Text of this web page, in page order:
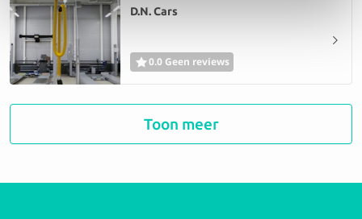
D.N. Cars
0.0 Geen reviews
Toon meer